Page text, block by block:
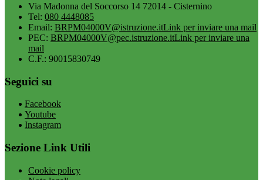
Via Madonna del Soccorso 14 72014 - Cisternino
Tel: 080 4448085
Email: BRPM04000V@istruzione.itLink per inviare una mail
PEC: BRPM04000V@pec.istruzione.itLink per inviare una
mail
C.F.: 90015830749
Seguici su
Facebook
Youtube
Instagram
Sezione Link Utili
Cookie policy